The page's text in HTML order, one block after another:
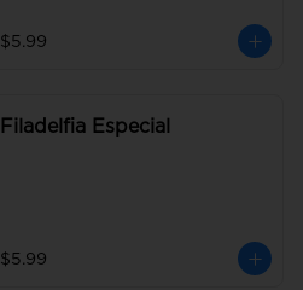
$5.99
Filadelfia Especial
$5.99